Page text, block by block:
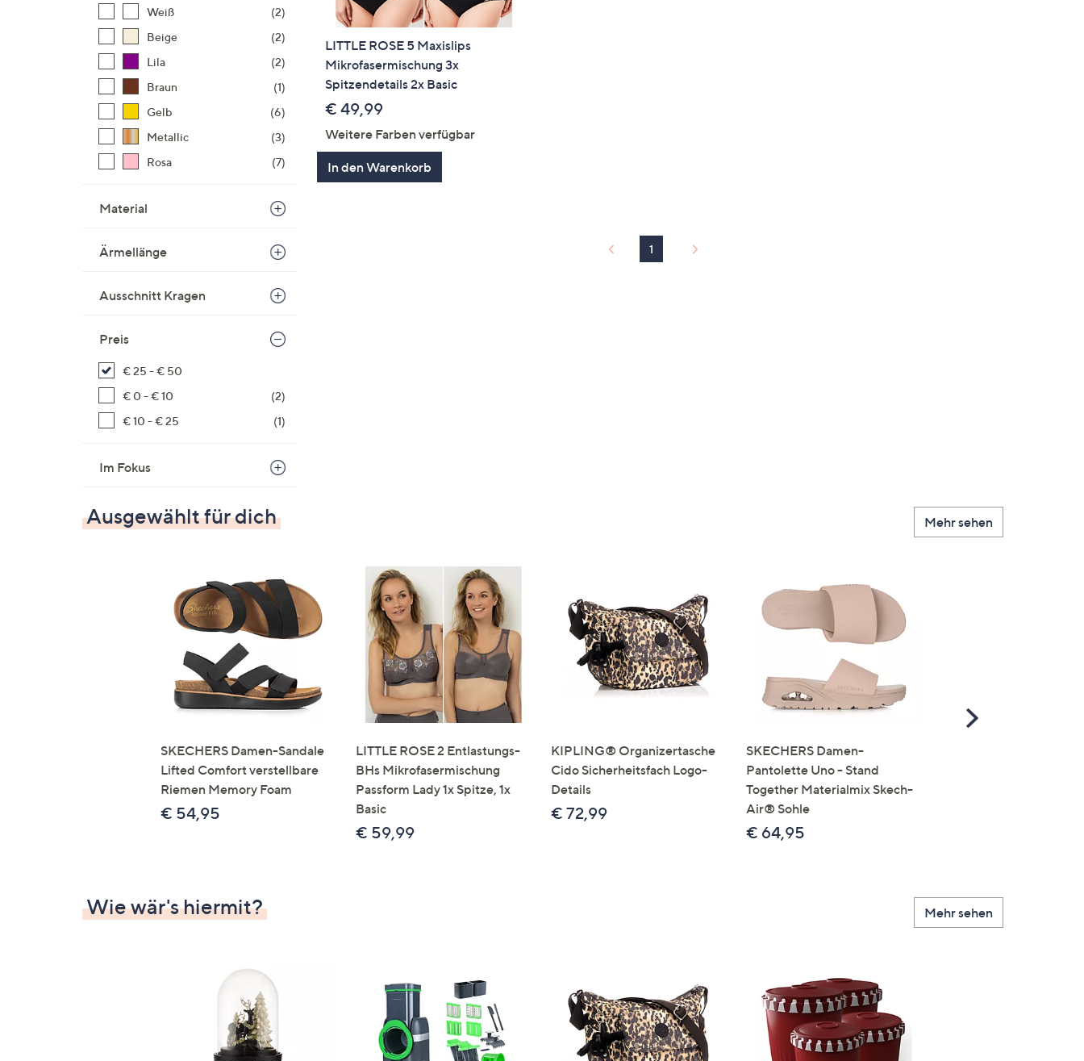
Weiß
(2)
Beige
(2)
Lila
(2)
Braun
(1)
Gelb
(6)
Metallic
(3)
Rosa
(7)
Material
Ärmellänge
Ausschnitt Kragen
Preis
€ 25 - € 50
€ 0 - € 10
(2)
€ 10 - € 25
(1)
Im Fokus
LITTLE ROSE 5 Maxislips
Mikrofasermischung 3x
Spitzendetails 2x Basic
€ 49,99
Weitere Farben verfügbar
In den Warenkorb
1
Ausgewählt für dich Mehr sehen
SKECHERS Damen-Sandale
Lifted Comfort verstellbare
Riemen Memory Foam
€ 54,95
LITTLE ROSE 2 Entlastungs-
BHs Mikrofasermischung
Passform Lady 1x Spitze, 1x
Basic
€ 59,99
KIPLING® Organizertasche
Cido Sicherheitsfach Logo-
Details
€ 72,99
SKECHERS Damen-
Pantolette Uno - Stand
Together Materialmix Skech-
Air® Sohle
€ 64,95
Scroll
Wie wär's hiermit? Mehr sehen